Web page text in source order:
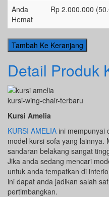
Anda
Hemat
Rp 2.000.000
Detail Produk
kursi-wing-chair-terbaru
Kursi Amelia
KURSI AMELIA ini mempunyai
model kursi sofa yang lainnya.
sandaran belakang sangat
Jika anda sedang mencari
untuk anda tempatkan di
ini dapat anda jadikan salah
pertimbangkan.